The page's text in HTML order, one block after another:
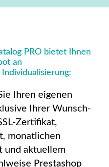
PRO bietet Ihnen
an
Ihren eigenen
Ihrer Wunsch-
Zertifikat,
monatlichen
und aktuellem
Prestashop